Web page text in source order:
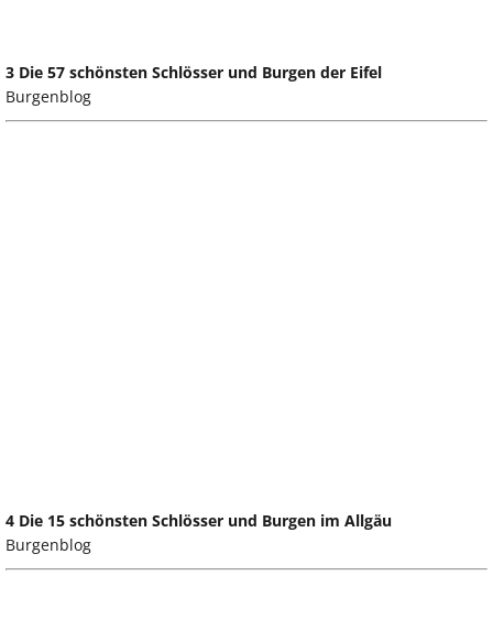
3 Die 57 schönsten Schlösser und Burgen der Eifel
Burgenblog
4 Die 15 schönsten Schlösser und Burgen im Allgäu
Burgenblog